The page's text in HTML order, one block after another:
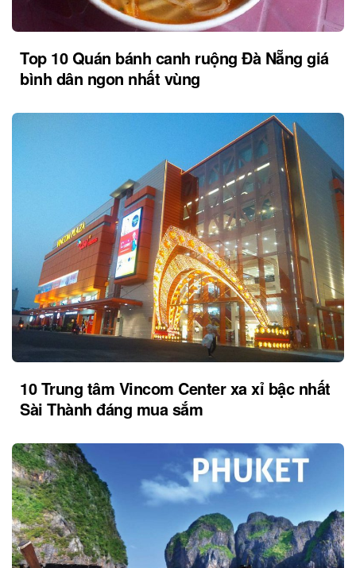
Top 10 Quán bánh canh ruộng Đà Nẵng giá
bình dân ngon nhất vùng
10 Trung tâm Vincom Center xa xỉ bậc nhất
Sài Thành đáng mua sắm